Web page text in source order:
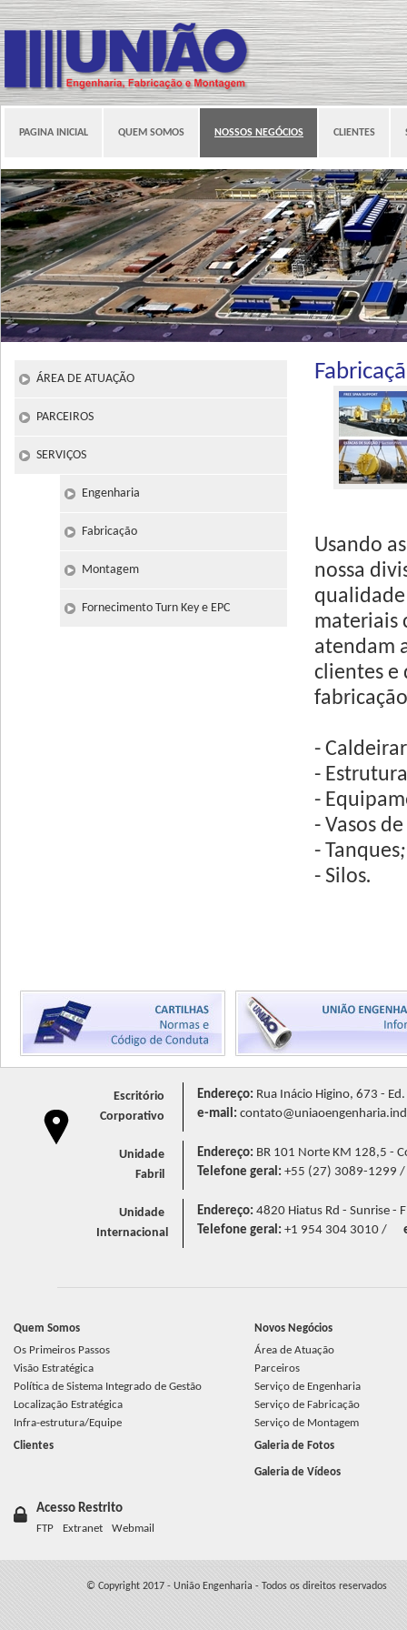
ÁREA DE ATUAÇÃO
PARCEIROS
SERVIÇOS
Engenharia
Fabricação
Montagem
Fornecimento Turn Key e EPC
Usando
nossa
materiais
atendam
clientes e
-
-
-
- Vasos
- Tanques;
- Silos.
PAGINA INICIAL QUEM SOMOS NOSSOS NEGÓCIOS CLIENTES
Escritório
Corporativo
Endereço: Rua Inácio Higino, 673 -
e-mail:
Unidade
Fabril
Endereço: BR 101 Norte KM 128,5 -
Telefone geral: +55 (27) 3089-1299 /
Unidade
Internacional
Endereço: 4820 Hiatus Rd - Sunrise -
Telefone geral: +1 954 304 3010 /
Quem Somos
Os Primeiros Passos
Visão Estratégica
Política de Sistema Integrado de Gestão
Localização Estratégica
Infra-estrutura/Equipe
Clientes
Novos Negócios
Área de Atuação
Parceiros
Serviço de Engenharia
Serviço de Fabricação
Serviço de Montagem
Galeria de Fotos
Galeria de Vídeos
Acesso Restrito
FTP Extranet Webmail
© Copyright 2017 - União Engenharia - Todos os direitos reservados